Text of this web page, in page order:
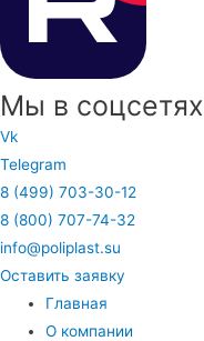
Мы в соцсетях
Vk
Telegram
8 (499) 703-30-12
8 (800) 707-74-32
info@poliplast.su
Оставить заявку
Главная
О компании